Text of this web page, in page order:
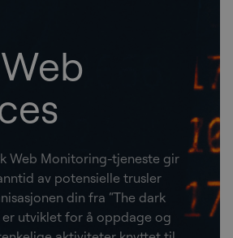
Web Monitoring-tjeneste gir
av potensielle trusler
din fra “The dark
er utviklet for å oppdage og